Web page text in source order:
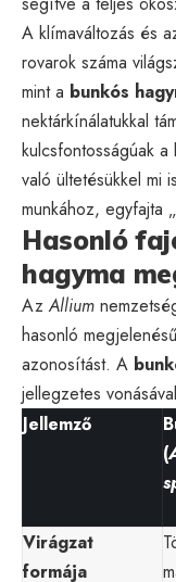
A klímaváltozás és
rovarok száma
mint a bunkós
nektárkínálatukkal
kulcsfontosságúak
való ültetésükkel mi
munkához, egyfajta
Hasonló
hagyma
AzAllium
hasonló
azonosítást. A
jellegzetes
Jellemző
(
Virágzat
formája